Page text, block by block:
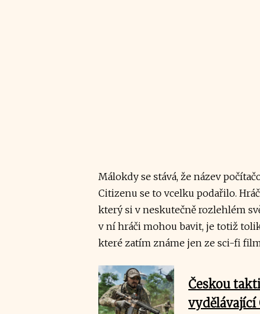
Málokdy se stává, že název
Citizenu se to vcelku podařilo.
který si v neskutečně rozlehlém
v ní hráči mohou bavit, je totiž
které zatím známe jen ze sci-fi
Českou
vydělávající